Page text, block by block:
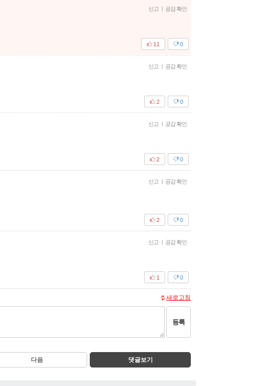
신고 | 공감 확인
0
11
신고 | 공감 확인
0
2
신고 | 공감 확인
0
2
신고 | 공감 확인
0
2
신고 | 공감 확인
0
1
새로고침
등록
다음 댓글보기